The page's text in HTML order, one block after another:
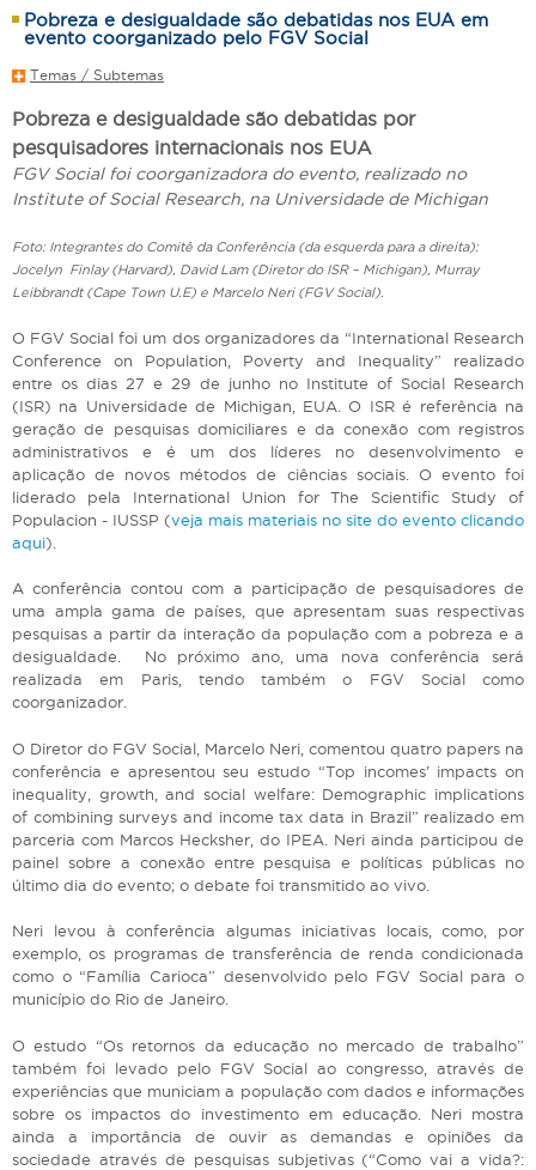
Pobreza e desigualdade são debatidas nos EUA em
evento coorganizado pelo FGV Social
Temas / Subtemas
Pobreza e desigualdade são debatidas por
pesquisadores internacionais nos EUA
FGV Social foi coorganizadora do evento, realizado no
Institute of Social Research, na Universidade de Michigan
Foto: Integrantes do Comitê da Conferência (da esquerda para a direita):
Jocelyn Finlay (Harvard), David Lam (Diretor do ISR – Michigan), Murray
Leibbrandt (Cape Town U.E) e Marcelo Neri (FGV Social).
O FGV Social foi um dos organizadores da “International Research
Conference on Population, Poverty and Inequality” realizado
entre os dias 27 e 29 de junho no Institute of Social Research
(ISR) na Universidade de Michigan, EUA. O ISR é referência na
geração de pesquisas domiciliares e da conexão com registros
administrativos e é um dos líderes no desenvolvimento e
aplicação de novos métodos de ciências sociais. O evento foi
liderado pela International Union for The Scientific Study of
Populacion - IUSSP (veja mais materiais no site do evento clicando
aqui).
A conferência contou com a participação de pesquisadores de
uma ampla gama de países, que apresentam suas respectivas
pesquisas a partir da interação da população com a pobreza e a
desigualdade. No próximo ano, uma nova conferência será
realizada em Paris, tendo também o FGV Social como
coorganizador.
O Diretor do FGV Social, Marcelo Neri, comentou quatro papers na
conferência e apresentou seu estudo “Top incomes’ impacts on
inequality, growth, and social welfare: Demographic implications
of combining surveys and income tax data in Brazil” realizado em
parceria com Marcos Hecksher, do IPEA. Neri ainda participou de
painel sobre a conexão entre pesquisa e políticas públicas no
último dia do evento; o debate foi transmitido ao vivo.
Neri levou à conferência algumas iniciativas locais, como, por
exemplo, os programas de transferência de renda condicionada
como o “Família Carioca” desenvolvido pelo FGV Social para o
município do Rio de Janeiro.
O estudo “Os retornos da educação no mercado de trabalho”
também foi levado pelo FGV Social ao congresso, através de
experiências que municiam a população com dados e informações
sobre os impactos do investimento em educação. Neri mostra
ainda a importância de ouvir as demandas e opiniões da
sociedade através de pesquisas subjetivas (“Como vai a vida?: